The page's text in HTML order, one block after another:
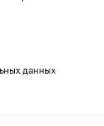
данных